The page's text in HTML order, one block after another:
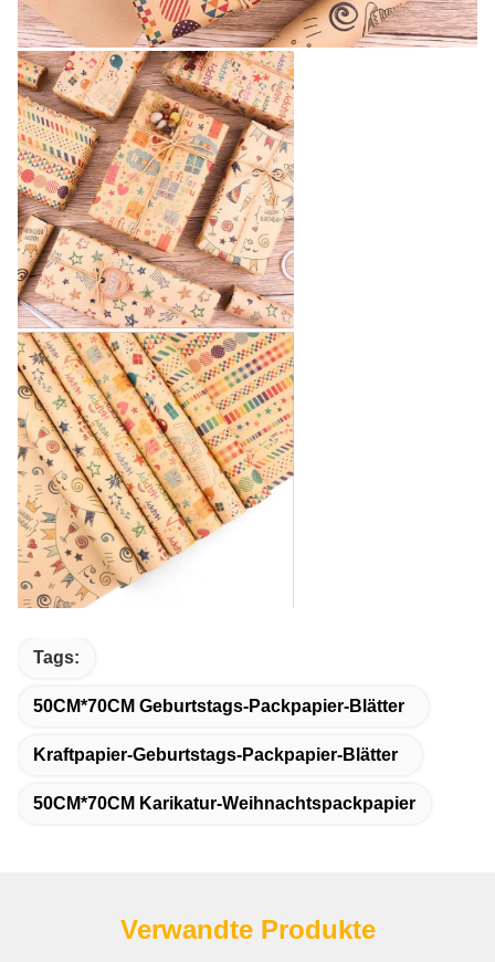
Tags:
50CM*70CM Geburtstags-Packpapier-Blätter
Kraftpapier-Geburtstags-Packpapier-Blätter
50CM*70CM Karikatur-Weihnachtspackpapier
Verwandte Produkte